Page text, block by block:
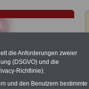
Jahre 2008 bis
die Anforderungen zweier
(DSGVO) und die
Richtlinie).
und den Benutzern bestimmte